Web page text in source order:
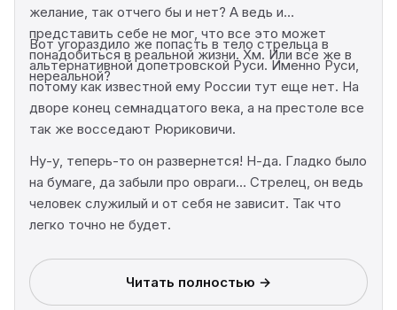
желание, так отчего бы и нет? А ведь и
представить себе не мог, что все это может
понадобиться в реальной жизни. Хм. Или все же в
нереальной?
Вот угораздило же попасть в тело стрельца в
альтернативной допетровской Руси. Именно Руси,
потому как известной ему России тут еще нет. На
дворе конец семнадцатого века, а на престоле все
так же восседают Рюриковичи.
Ну-у, теперь-то он развернется! Н-да. Гладко было
на бумаге, да забыли про овраги… Стрелец, он ведь
человек служилый и от себя не зависит. Так что
легко точно не будет.
Читать полностью →